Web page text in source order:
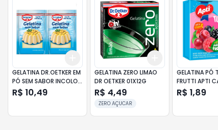
+5 +10
Add
GELATINA DR.OETKER EM
PÓ SEM SABOR INCOLOR
SACHÊ 2 UNIDADES
24GR
R$ 10,49
+5 +10
Add
GELATINA ZERO LIMAO
DR OETKER 01X12G
R$ 4,49
ZERO AÇUCAR
GELATINA PÓ
FRUTTI APTI
R$ 1,89